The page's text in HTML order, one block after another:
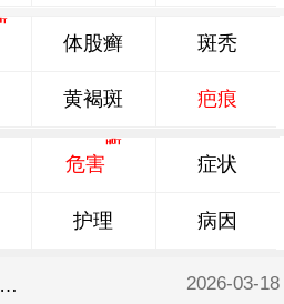
体股癣 斑秃
黄褐斑 疤痕
危害 症状
护理 病因
青岛金肤康皮肤病医院效果好吗? 2026-03-18